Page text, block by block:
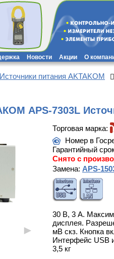
Новости Акции О
Источники питания AKTAKOM
APS-7303L
►
Торговая марка:
Номер в
Гарантийный
Снято с
Замена: APS-
30 В, 3 А.
дисплея.
мВ скз. Кнопка
Интерфейс USB
3,5 кг